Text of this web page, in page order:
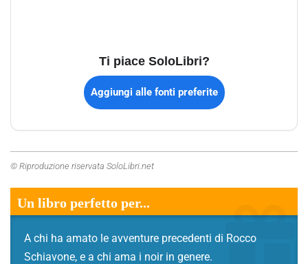
Ti piace SoloLibri?
Aggiungi alle fonti preferite
© Riproduzione riservata SoloLibri.net
Un libro perfetto per...
A chi ha amato le avventure precedenti di Rocco
Schiavone, e a chi ama i noir in genere.